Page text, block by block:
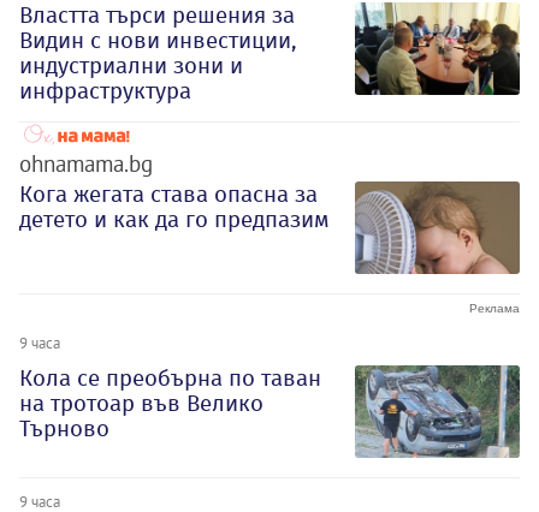
Властта търси решения за
Видин с нови инвестиции,
индустриални зони и
инфраструктура
ohnamama.bg
Кога жегата става опасна за
детето и как да го предпазим
9 часа
Кола се преобърна по таван
на тротоар във Велико
Търново
9 часа